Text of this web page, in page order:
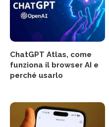
ChatGPT Atlas, come
funziona il browser AI e
perché usarlo